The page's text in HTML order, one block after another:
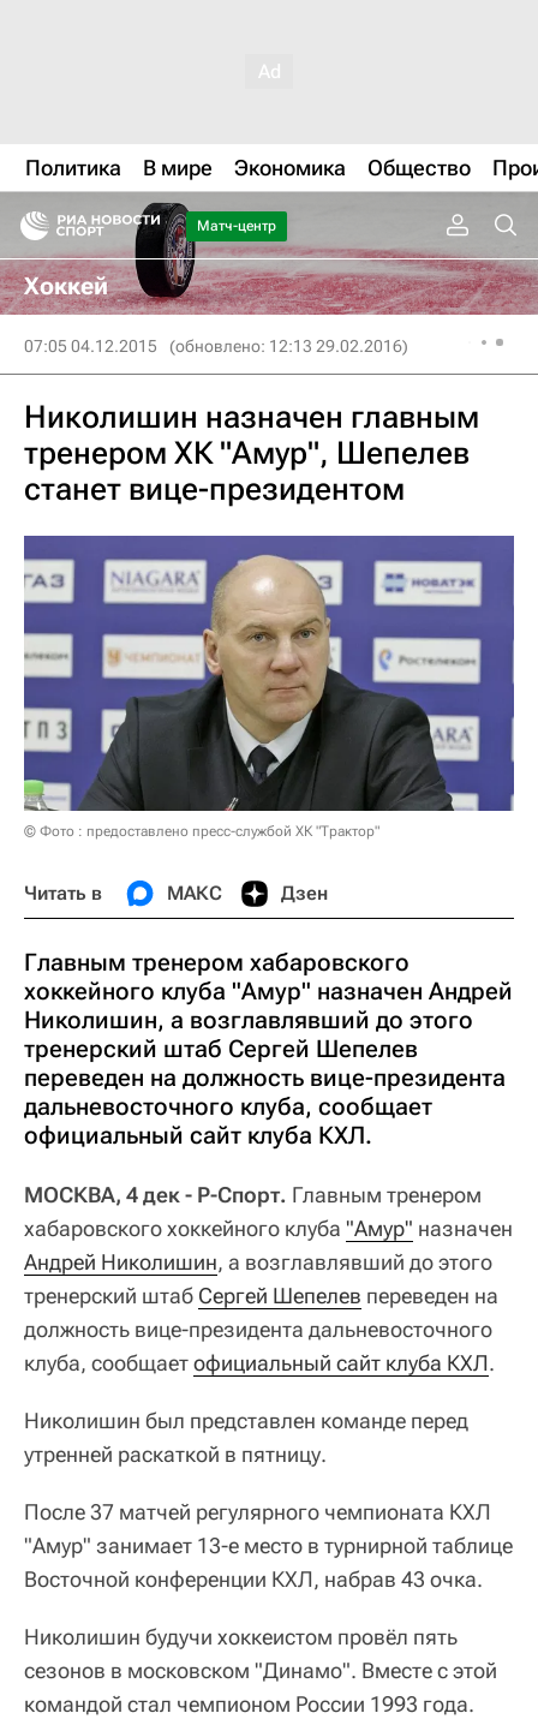
Политика В мире Экономика Общество
Матч-центр
Хоккей
07:05 04.12.2015 (обновлено: 12:13 29.02.2016)
Николишин назначен главным
тренером ХК "Амур", Шепелев
станет вице-президентом
© Фото : предоставлено пресс-службой ХК "Трактор"
Читать в МАКС Дзен
Главным тренером хабаровского
хоккейного клуба "Амур" назначен Андрей
Николишин, а возглавлявший до этого
тренерский штаб Сергей Шепелев
переведен на должность вице-президента
дальневосточного клуба, сообщает
официальный сайт клуба КХЛ.
МОСКВА, 4 дек - Р-Спорт. Главным тренером
хабаровского хоккейного клуба "Амур" назначен
Андрей Николишин, а возглавлявший до этого
тренерский штаб Сергей Шепелев переведен на
должность вице-президента дальневосточного
клуба, сообщаетофициальный сайт клуба КХЛ.
Николишин был представлен команде перед
утренней раскаткой в пятницу.
После 37 матчей регулярного чемпионата КХЛ
"Амур" занимает 13-е место в турнирной таблице
Восточной конференции КХЛ, набрав 43 очка.
Николишин будучи хоккеистом провёл пять
сезонов в московском "Динамо". Вместе с этой
командой стал чемпионом России 1993 года.